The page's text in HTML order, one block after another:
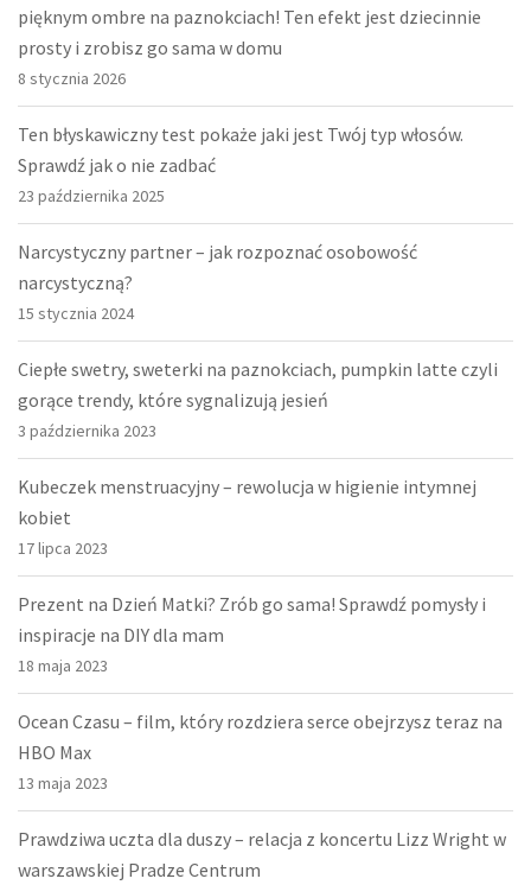
pięknym ombre na paznokciach! Ten efekt jest dziecinnie
prosty i zrobisz go sama w domu
8 stycznia 2026
Ten błyskawiczny test pokaże jaki jest Twój typ włosów.
Sprawdź jak o nie zadbać
23 października 2025
Narcystyczny partner – jak rozpoznać osobowość
narcystyczną?
15 stycznia 2024
Ciepłe swetry, sweterki na paznokciach, pumpkin latte czyli
gorące trendy, które sygnalizują jesień
3 października 2023
Kubeczek menstruacyjny – rewolucja w higienie intymnej
kobiet
17 lipca 2023
Prezent na Dzień Matki? Zrób go sama! Sprawdź pomysły i
inspiracje na DIY dla mam
18 maja 2023
Ocean Czasu – film, który rozdziera serce obejrzysz teraz na
HBO Max
13 maja 2023
Prawdziwa uczta dla duszy – relacja z koncertu Lizz Wright w
warszawskiej Pradze Centrum